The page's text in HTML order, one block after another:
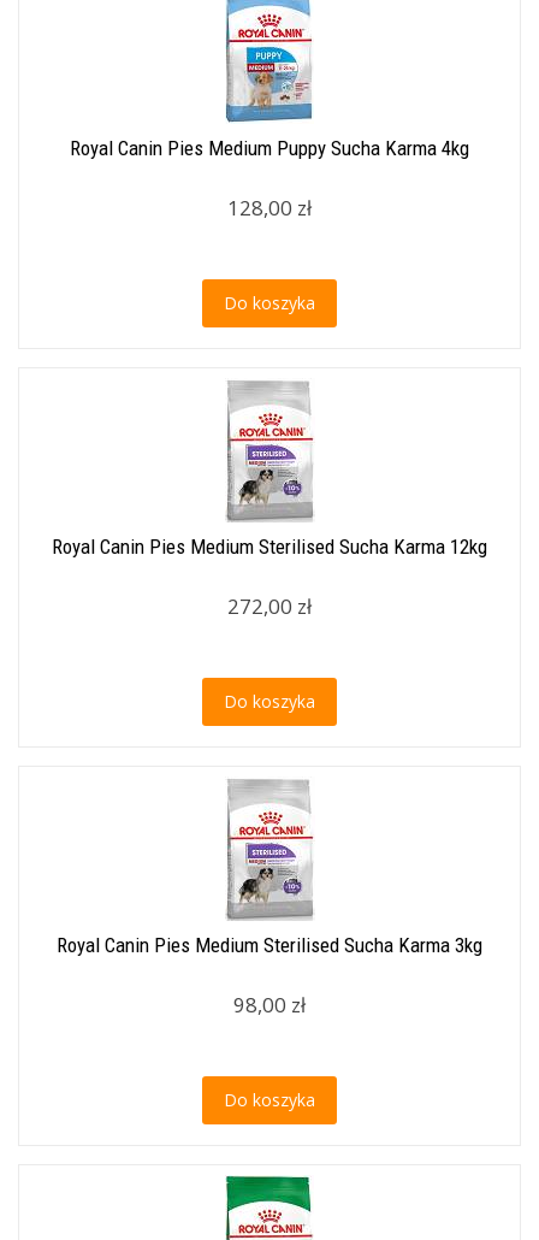
Royal Canin Pies Medium Puppy Sucha Karma 4kg
128,00 zł
Do koszyka
Royal Canin Pies Medium Sterilised Sucha Karma 12kg
272,00 zł
Do koszyka
Royal Canin Pies Medium Sterilised Sucha Karma 3kg
98,00 zł
Do koszyka